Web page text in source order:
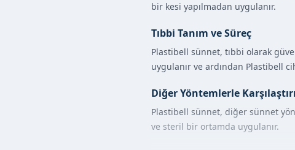
bir kesi yapılmadan uygulanır.
Tıbbi Tanım ve Süreç
Plastibell sünnet, tıbbi olarak
uygulanır ve ardından Plastibell
Diğer Yöntemlerle
Plastibell sünnet, diğer sünnet
ve steril bir ortamda uygulanır.